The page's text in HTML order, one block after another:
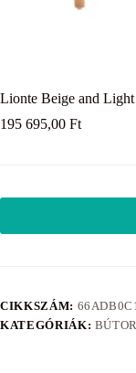
Lionte Beige and Light
195 695,00 Ft
CIKKSZÁM:
KATEGÓRIÁK: